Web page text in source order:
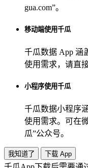
gua.com”。
移动端使用千瓜
千瓜数据 App 涵
使用需求，请直
小程序使用千瓜
千瓜数据小程序
使用需求。可在
瓜”公众号。
我知道了 下载 App